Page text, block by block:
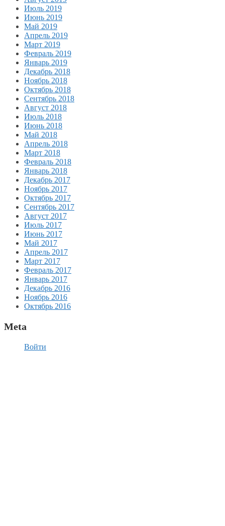
Июль 2019
Июнь 2019
Май 2019
Апрель 2019
Март 2019
Февраль 2019
Январь 2019
Декабрь 2018
Ноябрь 2018
Октябрь 2018
Сентябрь 2018
Август 2018
Июль 2018
Июнь 2018
Май 2018
Апрель 2018
Март 2018
Февраль 2018
Январь 2018
Декабрь 2017
Ноябрь 2017
Октябрь 2017
Сентябрь 2017
Август 2017
Июль 2017
Июнь 2017
Май 2017
Апрель 2017
Март 2017
Февраль 2017
Январь 2017
Декабрь 2016
Ноябрь 2016
Октябрь 2016
Meta
Войти